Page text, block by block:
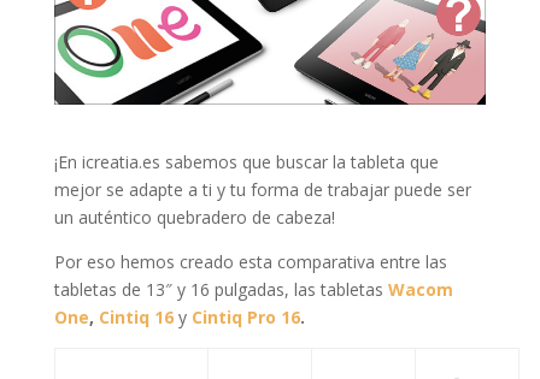
¡En icreatia.es sabemos que buscar la tableta que
mejor se adapte a ti y tu forma de trabajar puede ser
un auténtico quebradero de cabeza!
Por eso hemos creado esta comparativa entre las
tabletas de 13″ y 16 pulgadas, las tabletas Wacom
One, Cintiq 16 y Cintiq Pro 16.